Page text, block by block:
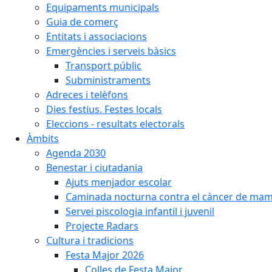
Equipaments municipals
Guia de comerç
Entitats i associacions
Emergències i serveis bàsics
Transport públic
Subministraments
Adreces i telèfons
Dies festius. Festes locals
Eleccions - resultats electorals
Àmbits
Agenda 2030
Benestar i ciutadania
Ajuts menjador escolar
Caminada nocturna contra el càncer de
Servei piscologia infantil i juvenil
Projecte Radars
Cultura i tradicions
Festa Major 2026